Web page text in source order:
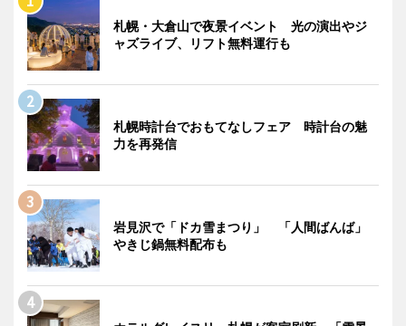
札幌・大倉山で夜景イベント 光の演出やジ
ャズライブ、リフト無料運行も
札幌時計台でおもてなしフェア 時計台の魅
力を再発信
岩見沢で「ドカ雪まつり」 「人間ばんば」
やきじ鍋無料配布も